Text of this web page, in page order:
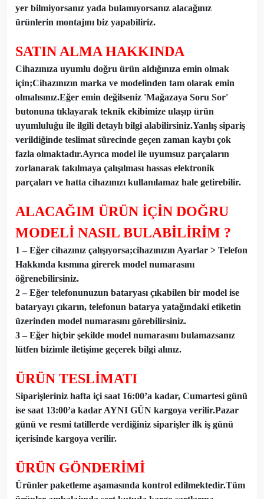
yer bilmiyorsanız yada bulamıyorsanız alacağınız
ürünlerin montajını biz yapabiliriz.
SATIN ALMA HAKKINDA
Cihazınıza uyumlu doğru ürün aldığınıza emin olmak
için;Cihazınızın marka ve modelinden tam olarak emin
olmalısınız.Eğer emin değilseniz 'Mağazaya Soru Sor'
butonuna tıklayarak teknik ekibimize ulaşıp ürün
uyumluluğu ile ilgili detaylı bilgi alabilirsiniz.Yanlış sipariş
verildiğinde teslimat sürecinde geçen zaman kaybı çok
fazla olmaktadır.Ayrıca model ile uyumsuz parçaların
zorlanarak takılmaya çalışılması hassas elektronik
parçaları ve hatta cihazınızı kullanılamaz hale getirebilir.
ALACAĞIM ÜRÜN İÇİN DOĞRU
MODELİ NASIL BULABİLİRİM ?
1 – Eğer cihazınız çalışıyorsa;cihazınızın Ayarlar > Telefon
Hakkında kısmına girerek model numarasını
öğrenebilirsiniz.
2 – Eğer telefonunuzun bataryası çıkabilen bir model ise
bataryayı çıkarın, telefonun batarya yatağındaki etiketin
üzerinden model numarasını görebilirsiniz.
3 – Eğer hiçbir şekilde model numarasını bulamazsanız
lütfen bizimle iletişime geçerek bilgi alınız.
ÜRÜN TESLİMATI
Siparişleriniz hafta içi saat 16:00’a kadar, Cumartesi günü
ise saat 13:00’a kadar AYNI GÜN kargoya verilir.Pazar
günü ve resmi tatillerde verdiğiniz siparişler ilk iş günü
içerisinde kargoya verilir.
ÜRÜN GÖNDERİMİ
Ürünler paketleme aşamasında kontrol edilmektedir.Tüm